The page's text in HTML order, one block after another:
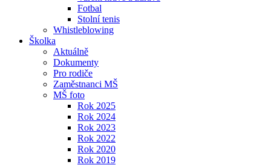
Fotbal
Stolní tenis
Whistleblowing
Školka
Aktuálně
Dokumenty
Pro rodiče
Zaměstnanci MŠ
MŠ foto
Rok 2025
Rok 2024
Rok 2023
Rok 2022
Rok 2020
Rok 2019